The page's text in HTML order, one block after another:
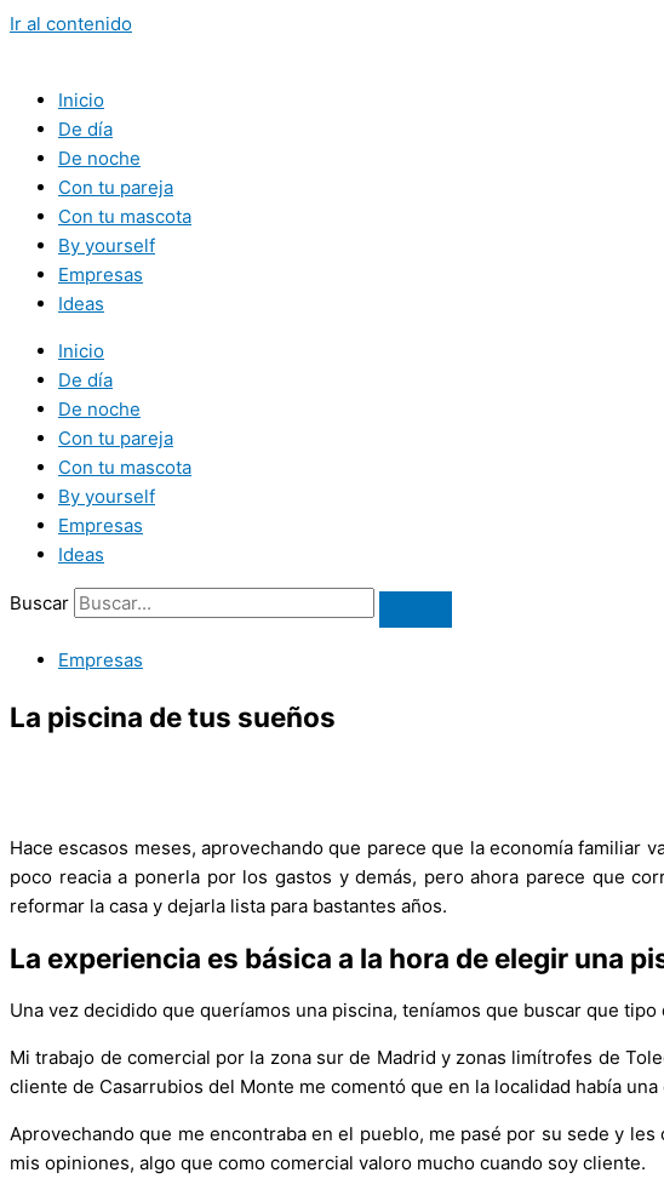
Ir al contenido
Inicio
De día
De noche
Con tu pareja
Con tu mascota
By yourself
Empresas
Ideas
Inicio
De día
De noche
Con tu pareja
Con tu mascota
By yourself
Empresas
Ideas
Buscar
Empresas
La piscina de tus sueños
Hace escasos meses, aprovechando que parece que la economía familiar
poco reacia a ponerla por los gastos y demás, pero ahora parece que
reformar la casa y dejarla lista para bastantes años.
La experiencia es básica a la hora de elegir una
Una vez decidido que queríamos una piscina, teníamos que buscar que
Mi trabajo de comercial por la zona sur de Madrid y zonas limítrofes de
cliente de Casarrubios del Monte me comentó que en la localidad había
Aprovechando que me encontraba en el pueblo, me pasé por su sede y
mis opiniones, algo que como comercial valoro mucho cuando soy cliente.